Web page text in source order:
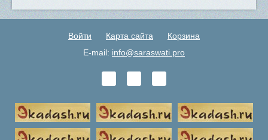
Войти Карта сайта
Корзина
E-mail: info@saraswati.pro